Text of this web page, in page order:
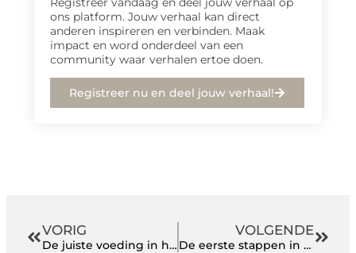
ons platform. Jouw verhaal kan direct
anderen inspireren en verbinden. Maak
impact en word onderdeel van een
community waar verhalen ertoe doen.
Registreer nu en deel jouw verhaal!
VORIG
De juiste voeding in huis
VOLGENDE
De eerste stappen in het werkveld met een stage programmeren